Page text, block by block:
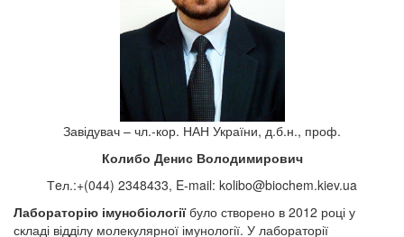
Завідувач – чл.-кор. НАН України, д.б.н., проф.
Колибо Денис Володимирович
Тeл.:+(044) 2348433, E-mail: kolibo@biochem.kiev.ua
Лабораторію імунобіологіїбуло створено в 2012 році у
складі відділу молекулярної імунології. У лабораторії